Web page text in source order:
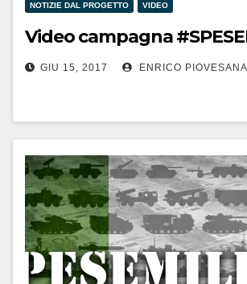
NOTIZIE DAL PROGETTO VIDEO
Video campagna
GIU 15, 2017 ENRICO PIOVESANA